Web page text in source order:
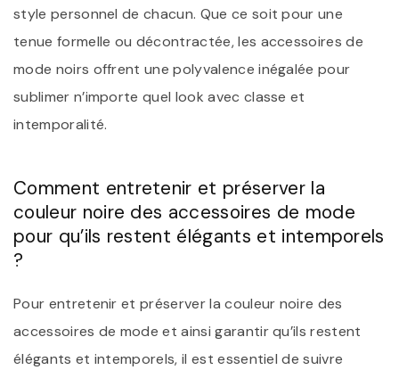
style personnel de chacun. Que ce soit pour une
tenue formelle ou décontractée, les accessoires de
mode noirs offrent une polyvalence inégalée pour
sublimer n’importe quel look avec classe et
intemporalité.
Comment entretenir et préserver la
couleur noire des accessoires de mode
pour qu’ils restent élégants et intemporels
?
Pour entretenir et préserver la couleur noire des
accessoires de mode et ainsi garantir qu’ils restent
élégants et intemporels, il est essentiel de suivre